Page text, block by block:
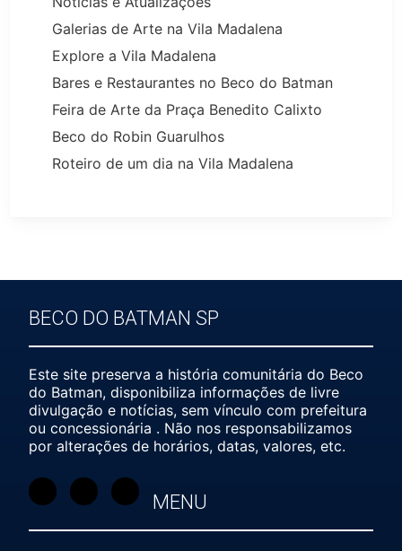
Galerias de Arte na Vila Madalena
Explore a Vila Madalena
Bares e Restaurantes no Beco do Batman
Feira de Arte da Praça Benedito Calixto
Beco do Robin Guarulhos
Roteiro de um dia na Vila Madalena
BECO DO BATMAN SP
Este site preserva a história comunitária do Beco
do Batman, disponibiliza informações de livre
divulgação e notícias, sem vínculo com prefeitura
ou concessionária . Não nos responsabilizamos
por alterações de horários, datas, valores, etc.
MENU